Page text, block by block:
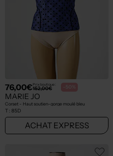
76,00€Prix boutique :
152,00€ -50%
MARIE JO
Corset - Haut soutien-gorge moulé bleu
T : 85D
ACHAT EXPRESS